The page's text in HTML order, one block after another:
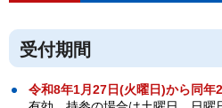
受付期間
令和8年1月27日(火曜日)から同年